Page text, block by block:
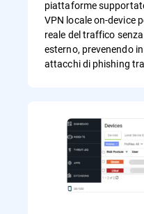
piattaforme
VPN locale on-device
reale del traffico
esterno, prevenendo
attacchi di phishing